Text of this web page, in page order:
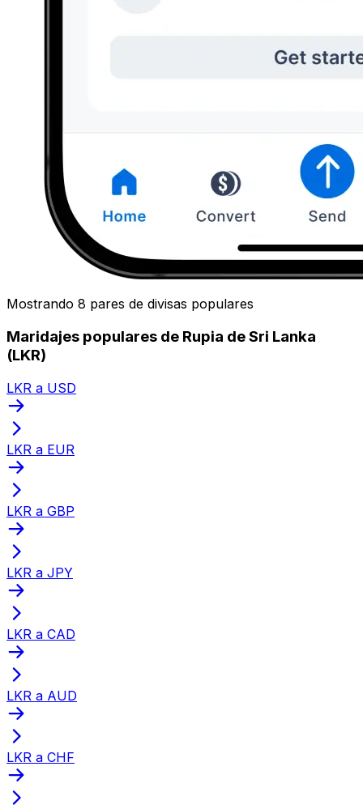
Mostrando 8 pares de divisas populares
Maridajes populares de Rupia de Sri Lanka
(LKR)
LKR a USD
LKR a EUR
LKR a GBP
LKR a JPY
LKR a CAD
LKR a AUD
LKR a CHF